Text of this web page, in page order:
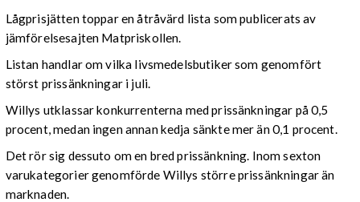
Lågprisjätten toppar en åtråvärd lista som publicerats av
jämförelsesajten Matpriskollen.
Listan handlar om vilka livsmedelsbutiker som genomfört
störst prissänkningar i juli.
Willys utklassar konkurrenterna med prissänkningar på 0,5
procent, medan ingen annan kedja sänkte mer än 0,1 procent.
Det rör sig dessuto om en bred prissänkning. Inom sexton
varukategorier genomförde Willys större prissänkningar än
marknaden.